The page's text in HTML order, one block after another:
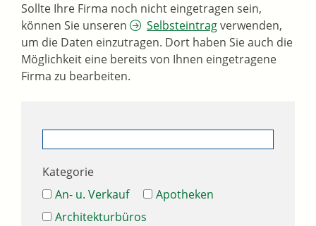
Sollte Ihre Firma noch nicht eingetragen sein,
können Sie unseren
Selbsteintragverwenden,
um die Daten einzutragen. Dort haben Sie auch die
Möglichkeit eine bereits von Ihnen eingetragene
Firma zu bearbeiten.
Kategorie
An- u. Verkauf
Apotheken
Architekturbüros